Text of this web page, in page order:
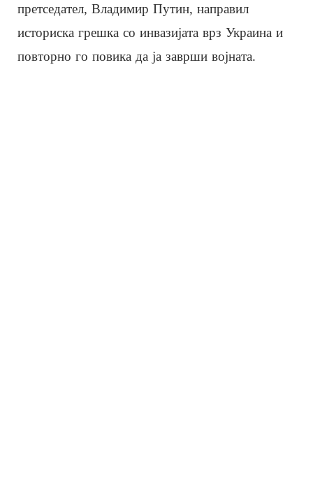
претседател, Владимир Путин, направил
историска грешка со инвазијата врз Украина и
повторно го повика да ја заврши војната.